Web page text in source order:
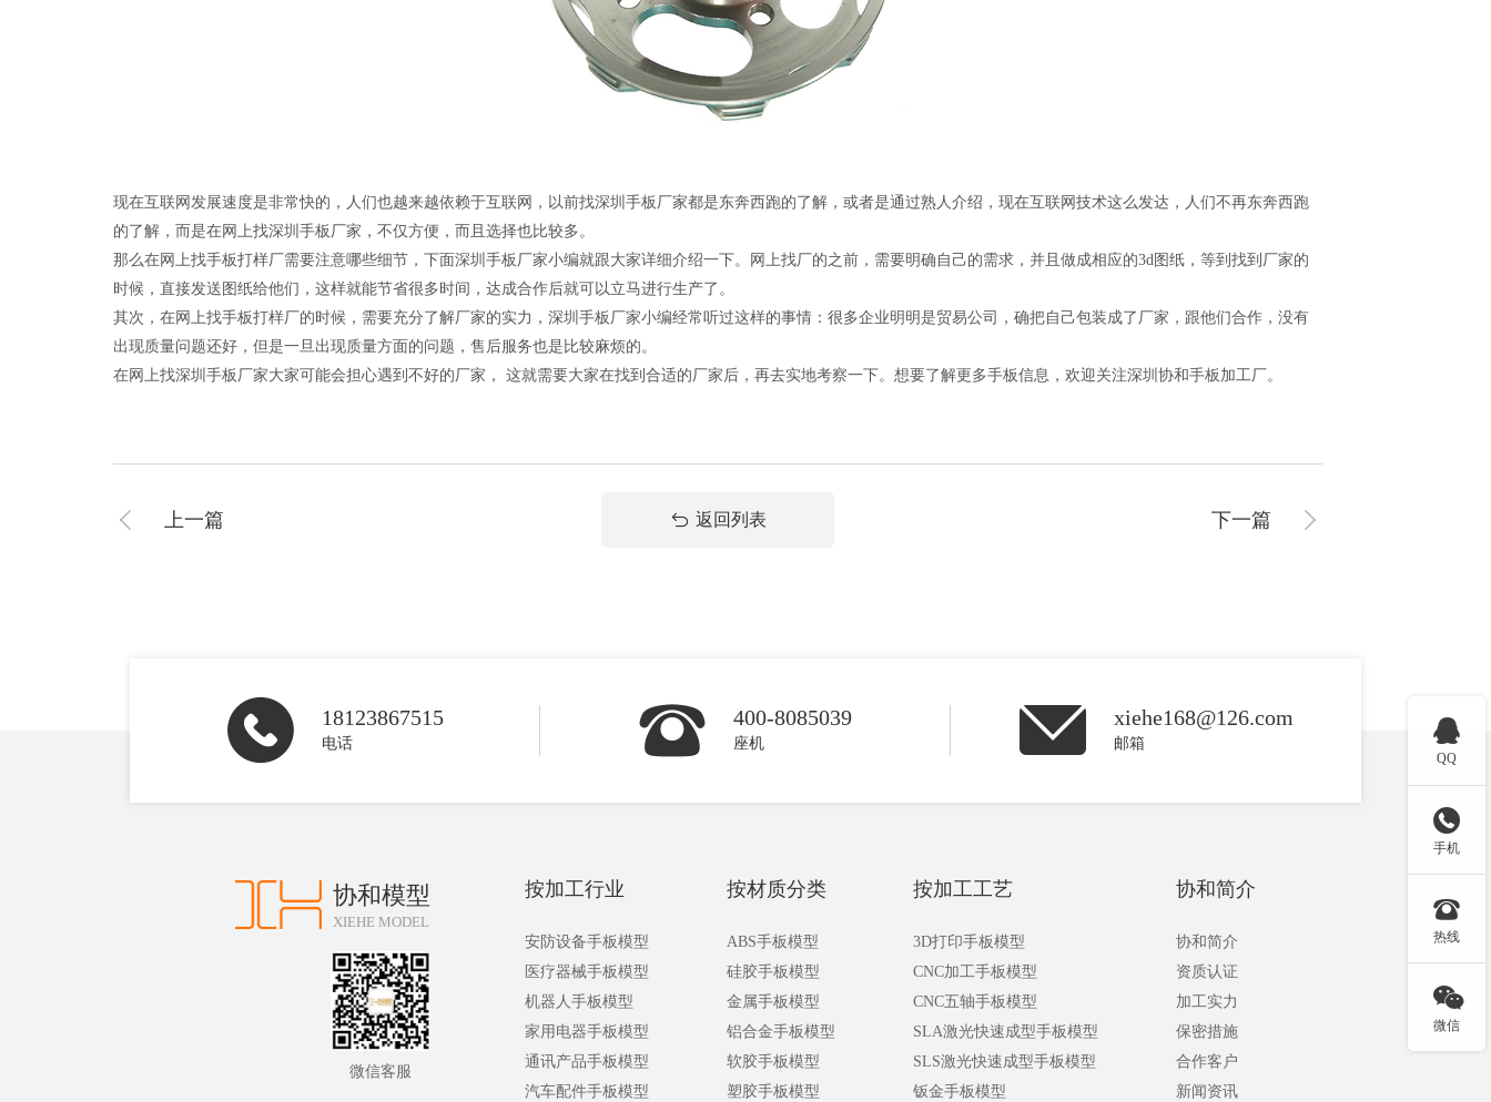
现在互联网发展速度是非常快的，人们也越来越依赖于互联网，以前找深圳手板厂家都是东奔西跑的了解，或者是通过熟人介绍，现在互联网技术这么发达，人们不再东奔西跑
的了解，而是在网上找深圳手板厂家，不仅方便，而且选择也比较多。
那么在网上找手板打样厂需要注意哪些细节，下面深圳手板厂家小编就跟大家详细介绍一下。网上找厂的之前，需要明确自己的需求，并且做成相应的3d图纸，等到找到厂家的
时候，直接发送图纸给他们，这样就能节省很多时间，达成合作后就可以立马进行生产了。
其次，在网上找手板打样厂的时候，需要充分了解厂家的实力，深圳手板厂家小编经常听过这样的事情：很多企业明明是贸易公司，确把自己包装成了厂家，跟他们合作，没有
出现质量问题还好，但是一旦出现质量方面的问题，售后服务也是比较麻烦的。
在网上找深圳手板厂家大家可能会担心遇到不好的厂家， 这就需要大家在找到合适的厂家后，再去实地考察一下。想要了解更多手板信息，欢迎关注深圳协和手板加工厂。
上一篇 返回列表 下一篇
18123867515
电话
400-8085039
座机
xiehe168@126.com
邮箱
协和模型
XIEHE MODEL
微信客服
按加工行业
安防设备手板模型
医疗器械手板模型
机器人手板模型
家用电器手板模型
通讯产品手板模型
汽车配件手板模型
按材质分类
ABS手板模型
硅胶手板模型
金属手板模型
铝合金手板模型
软胶手板模型
塑胶手板模型
按加工工艺
3D打印手板模型
CNC加工手板模型
CNC五轴手板模型
SLA激光快速成型手板模型
SLS激光快速成型手板模型
钣金手板模型
协和简介
协和简介
资质认证
加工实力
保密措施
合作客户
新闻资讯

QQ

手机

热线

微信